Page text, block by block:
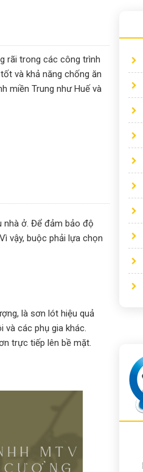
rãi trong các công trình
và khả năng chống ăn
miền Trung như Huế và
nhà ở. Để đảm bảo độ
vậy, buộc phải lựa chọn
là sơn lót hiệu quả
và các phụ gia khác.
trực tiếp lên bề mặt.